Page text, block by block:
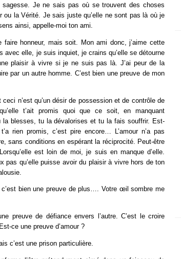
Je ne sais pas où se trouvent des choses
ou la Vérité. Je sais juste qu’elle ne sont pas là où je
ainsi, appelle-moi ton ami.
faire honneur, mais soit. Mon ami donc, j’aime cette
avec elle, je suis inquiet, je crains qu’elle se détourne
plaisir à vivre si je ne suis pas là. J’ai peur de la
par un autre homme. C’est bien une preuve de mon
n’est qu’un désir de possession et de contrôle de
t’ait promis quoi que ce soit, en manquant
la blesses, tu la dévalorises et tu la fais souffrir. Est-
rien promis, c’est pire encore… L’amour n’a pas
sans conditions en espérant la réciprocité. Peut-être
est loin de moi, je suis en manque d’elle.
pas qu’elle puisse avoir du plaisir à vivre hors de ton
bien une preuve de plus…. Votre œil sombre me
preuve de défiance envers l’autre. C’est le croire
ce une preuve d’amour ?
c’est une prison particulière.